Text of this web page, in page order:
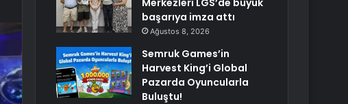
Merkezleri LGS’de büyük
başarıya imza attı
Ağustos 8, 2026
Semruk Games’in
Harvest King’i Global
Pazarda Oyuncularla
Buluştu!